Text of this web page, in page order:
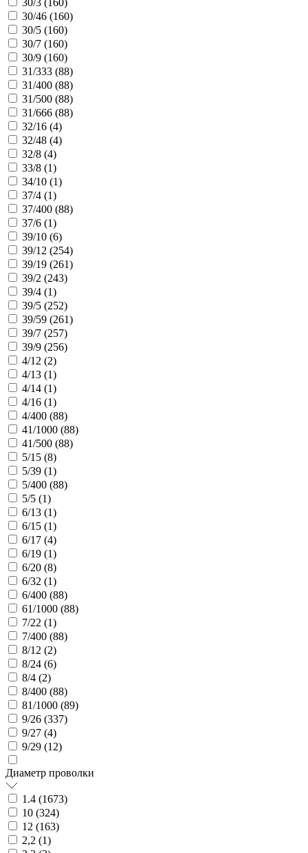
30/46 (160)
30/5 (160)
30/7 (160)
30/9 (160)
31/333 (88)
31/400 (88)
31/500 (88)
31/666 (88)
32/16 (4)
32/48 (4)
32/8 (4)
33/8 (1)
34/10 (1)
37/4 (1)
37/400 (88)
37/6 (1)
39/10 (6)
39/12 (254)
39/19 (261)
39/2 (243)
39/4 (1)
39/5 (252)
39/59 (261)
39/7 (257)
39/9 (256)
4/12 (2)
4/13 (1)
4/14 (1)
4/16 (1)
4/400 (88)
41/1000 (88)
41/500 (88)
5/15 (8)
5/39 (1)
5/400 (88)
5/5 (1)
6/13 (1)
6/15 (1)
6/17 (4)
6/19 (1)
6/20 (8)
6/32 (1)
6/400 (88)
61/1000 (88)
7/22 (1)
7/400 (88)
8/12 (2)
8/24 (6)
8/4 (2)
8/400 (88)
81/1000 (89)
9/26 (337)
9/27 (4)
9/29 (12)
Диаметр проволки
1.4 (1673)
10 (324)
12 (163)
2,2 (1)